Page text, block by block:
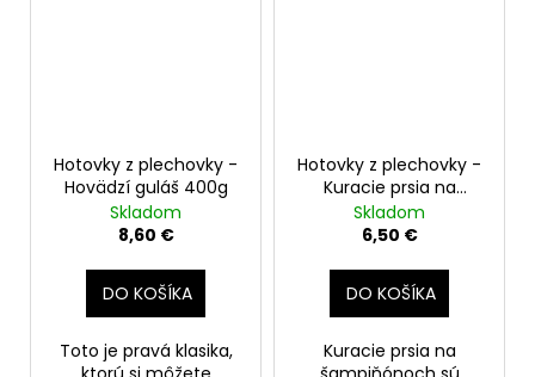
Hotovky z plechovky -
Hovädzí guláš 400g
Skladom
8,60 €
DO KOŠÍKA
Toto je pravá klasika,
Hotovky z plechovky -
Kuracie prsia na
šampiňónoch 400g
Skladom
6,50 €
DO KOŠÍKA
Kuracie prsia na